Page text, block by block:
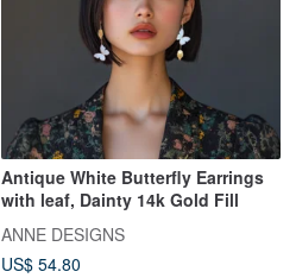
Antique White Butterfly Earrings
with leaf, Dainty 14k Gold Fill
ANNE DESIGNS
US$ 54.80